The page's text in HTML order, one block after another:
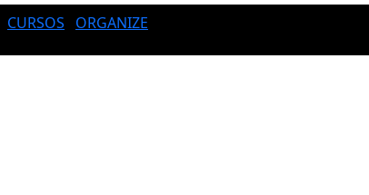
CURSOS ORGANIZE